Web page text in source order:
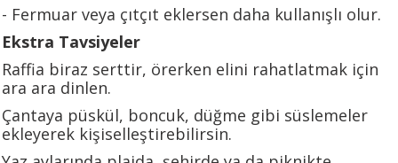
- Fermuar veya çıtçıt eklersen daha kullanışlı olur.
Ekstra Tavsiyeler
Raffia biraz serttir, örerken elini rahatlatmak için
ara ara dinlen.
Çantaya püskül, boncuk, düğme gibi süslemeler
ekleyerek kişiselleştirebilirsin.